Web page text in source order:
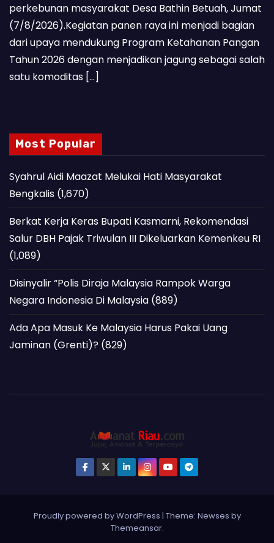
perkebunan masyarakat Desa Bathin Betuah, Jumat
(7/8/2026).Kegiatan panen raya ini menjadi bagian
dari upaya mendukung Program Ketahanan Pangan
Tahun 2026 dengan menjadikan jagung sebagai salah
satu komoditas […]
Most Popular
Syahrul Aidi Maazat Melukai Hati Masyarakat
Bengkalis (1,670)
Berkat Kerja Keras Bupati Kasmarni, Rekomendasi
Salur DBH Pajak Triwulan III Dikeluarkan Kemenkeu RI
(1,089)
Disinyalir “Polis Diraja Malaysia Rampok Warga
Negara Indonesia Di Malaysia (889)
Ada Apa Masuk Ke Malaysia Harus Pakai Uang
Jaminan (Grenti)? (829)
Proudly powered by WordPress | Theme: Newses by
Themeansar.